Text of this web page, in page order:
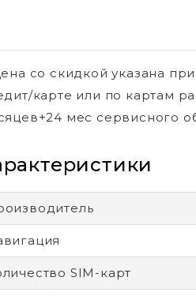
со скидкой указана
карте или по картам
мес сервисного
SIM-карт